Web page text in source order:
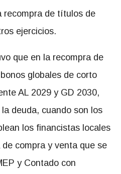
recompra de títulos de
ejercicios.
que en la recompra de
globales de corto
AL 2029 y GD 2030,
deuda, cuando son los
los financistas locales
compra y venta que se
y Contado con